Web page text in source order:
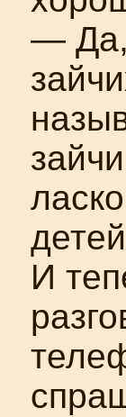
— Да,
И